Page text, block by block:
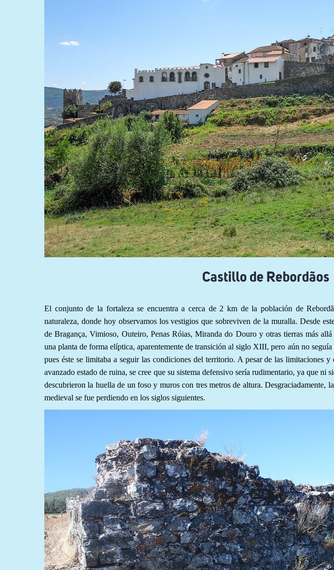
Castillo de Rebordãos
El conjunto de la fortaleza se encuentra a cerca de 2 km de la población de
naturaleza, donde hoy observamos los vestigios que sobreviven de la muralla. Desde
de Bragança, Vimioso, Outeiro, Penas Róias, Miranda do Douro y otras tierras más
una planta de forma elíptica, aparentemente de transición al siglo XIII, pero aún no
pues éste se limitaba a seguir las condiciones del territorio. A pesar de las limitaciones
avanzado estado de ruina, se cree que su sistema defensivo sería rudimentario, ya que
descubrieron la huella de un foso y muros con tres metros de altura. Desgraciadamente,
medieval se fue perdiendo en los siglos siguientes.